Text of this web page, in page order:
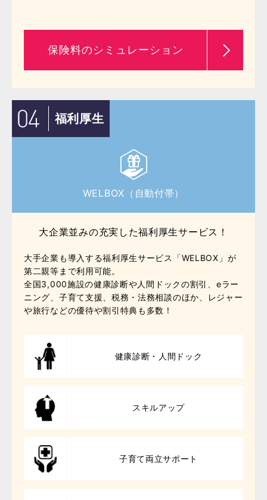
保険料のシミュレーション
福利厚生
WELBOX（自動付帯）
大企業並みの充実した福利厚生サービス！
大手企業も導入する福利厚生サービス「WELBOX」が
第二親等まで利用可能。
全国3,000施設の健康診断や人間ドックの割引、eラー
ニング、子育て支援、税務・法務相談のほか、レジャー
や旅行などの優待や割引特典も多数！
健康診断・人間ドック
スキルアップ
子育て両立サポート